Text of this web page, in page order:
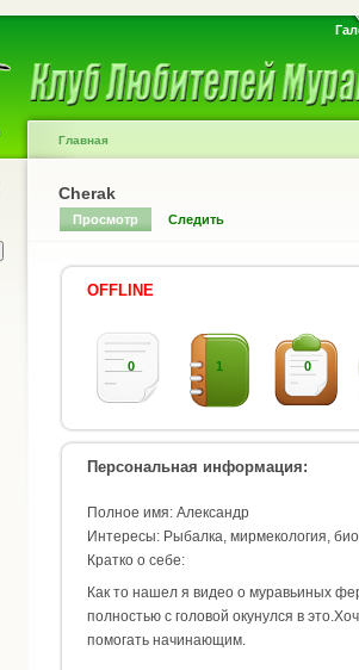
Главная
Cherak
Просмотр Следить
OFFLINE
0 1 0
Персональная информация:
Полное имя: Александр
Интересы: Рыбалка, мирмекология,
Кратко о себе:
Как то нашел я видео о муравьиных
полностью с головой окунулся в
помогать начинающим.